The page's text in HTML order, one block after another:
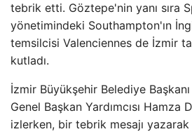
tebrik etti. Göztepe'nin yanı sıra
yönetimindeki Southampton'ın
temsilcisi Valenciennes de İzmir
kutladı.
İzmir Büyükşehir Belediye
Genel Başkan Yardımcısı Hamza
izlerken, bir tebrik mesajı